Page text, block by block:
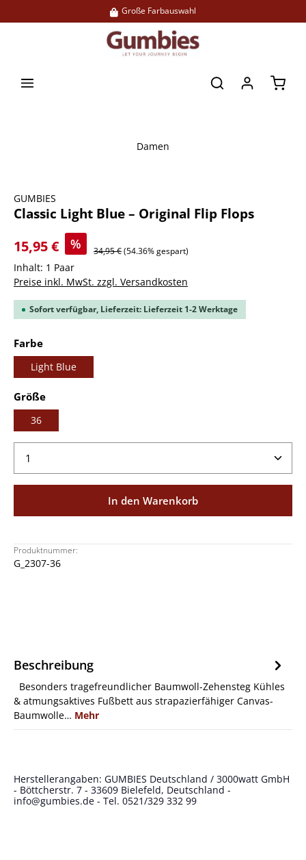
Große Farbauswahl
Damen
GUMBIES
Classic Light Blue – Original Flip Flops
15,95 €
% 34,95 €(54.36% gespart)
Inhalt: 1 Paar
Preise inkl. MwSt. zzgl. Versandkosten
Sofort verfügbar, Lieferzeit: Lieferzeit 1-2 Werktage
Farbeauswählen
Light Blue
Größeauswählen
36
Produkt Anzahl: Gib den gewünschten Wert ein
In den Warenkorb
Produktnummer:
G_2307-36
Beschreibung
Besonders tragefreundlicher Baumwoll-Zehensteg Kühles
& atmungsaktives Fußbett aus strapazierfähiger Canvas-
Baumwolle… Mehr
Herstellerangaben: GUMBIES Deutschland / 3000watt GmbH
- Böttcherstr. 7 - 33609 Bielefeld, Deutschland -
info@gumbies.de - Tel. 0521/329 332 99